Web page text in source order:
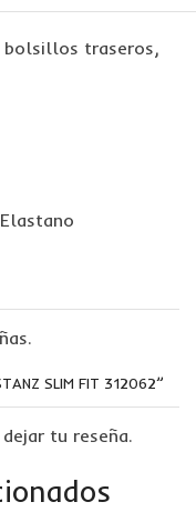
bolsillos traseros,
SLIM FIT 312062”
tu reseña.